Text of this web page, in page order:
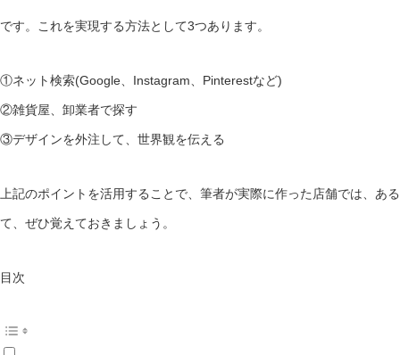
です。これを実現する方法として3つあります。
①ネット検索(Google、Instagram、Pinterestなど)
②雑貨屋、卸業者で探す
③デザインを外注して、世界観を伝える
上記のポイントを活用することで、筆者が実際に作った店舗では、
て、ぜひ覚えておきましょう。
目次